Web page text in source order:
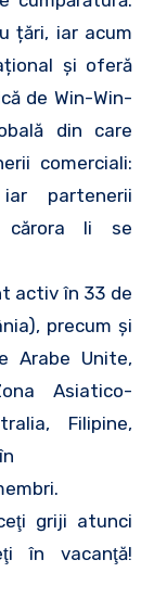
țări, iar acum
şi oferă
de Win-Win-
din care
comerciali:
partenerii
cărora li se
activ în 33 de
precum şi
Arabe Unite,
Asiatico-
Filipine,
griji atunci
în vacanţă!